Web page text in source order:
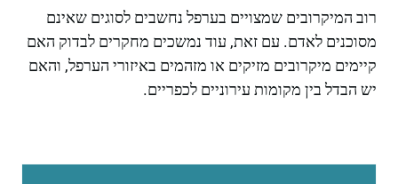
רוב המיקרובים שמצויים בערפל נחשבים לסוגים שאינם
מסוכנים לאדם. עם זאת, עוד נמשכים מחקרים לבדוק האם
קיימים מיקרובים מזיקים או מזהמים באיזורי הערפל, והאם
יש הבדל בין מקומות עירוניים לכפריים.